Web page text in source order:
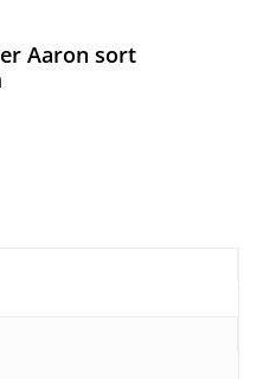
Aaron sort